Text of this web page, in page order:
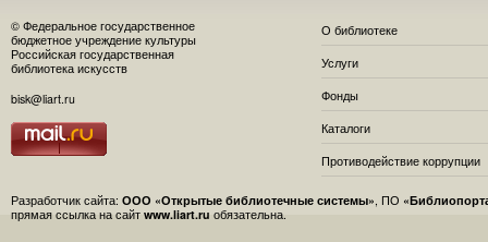
© Федеральное государственное
бюджетное учреждение культуры
Российская государственная
библиотека искусств
bisk@liart.ru
О библиотеке
Услуги
Фонды
Каталоги
Противодействие коррупции
Разработчик сайта: ООО «Открытые библиотечные системы» , ПО
прямая ссылка на сайт www.liart.ru обязательна.